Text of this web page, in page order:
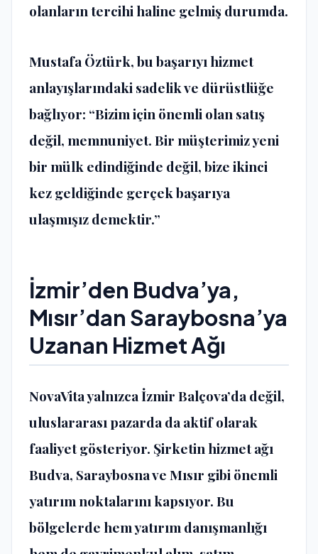
olanların tercihi haline gelmiş durumda.
Mustafa Öztürk, bu başarıyı hizmet
anlayışlarındaki sadelik ve dürüstlüğe
bağlıyor: “Bizim için önemli olan satış
değil, memnuniyet. Bir müşterimiz yeni
bir mülk edindiğinde değil, bize ikinci
kez geldiğinde gerçek başarıya
ulaşmışız demektir.”
İzmir’den Budva’ya,
Mısır’dan Saraybosna’ya
Uzanan Hizmet Ağı
NovaVita yalnızca İzmir Balçova’da değil,
uluslararası pazarda da aktif olarak
faaliyet gösteriyor. Şirketin hizmet ağı
Budva, Saraybosna ve Mısır gibi önemli
yatırım noktalarını kapsıyor. Bu
bölgelerde hem yatırım danışmanlığı